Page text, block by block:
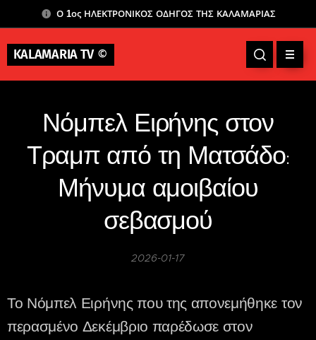
Ο 1ος ΗΛΕΚΤΡΟΝΙΚΟΣ ΟΔΗΓΟΣ ΤΗΣ ΚΑΛΑΜΑΡΙΑΣ
KALAMARIA TV©
Νόμπελ Ειρήνης στον
Τραμπ από τη Ματσάδο:
Μήνυμα αμοιβαίου
σεβασμού
2026-01-17
Το Νόμπελ Ειρήνης που της απονεμήθηκε τον
περασμένο Δεκέμβριο παρέδωσε στον